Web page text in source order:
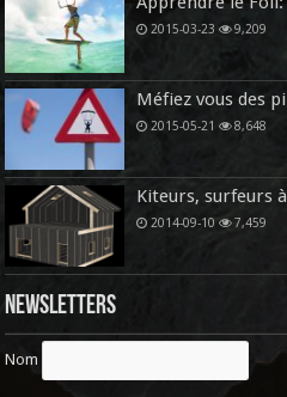
2015-03-23 9,209
Méfiez vous des
2015-05-21 8,648
Kiteurs, surfeurs
2014-09-10 7,459
Newsletters
Nom